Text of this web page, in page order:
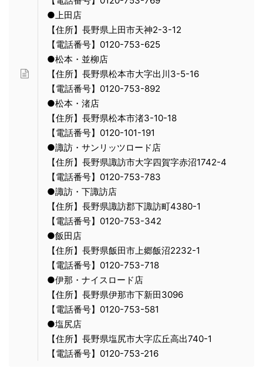
●上田店
【住所】長野県上田市天神2-3-12
【電話番号】0120-753-625
●松本・並柳店
【住所】長野県松本市大字出川3-5-16
【電話番号】0120-753-892
●松本・渚店
【住所】長野県松本市渚3-10-18
【電話番号】0120-101-191
●諏訪・サンリッツロード店
【住所】長野県諏訪市大字四賀字赤沼1742-4
【電話番号】0120-753-783
●諏訪・下諏訪店
【住所】長野県諏訪郡下諏訪町4380-1
【電話番号】0120-753-342
●飯田店
【住所】長野県飯田市上郷飯沼2232-1
【電話番号】0120-753-718
●伊那・ナイスロード店
【住所】長野県伊那市下新田3096
【電話番号】0120-753-581
●塩尻店
【住所】長野県塩尻市大字広丘高出740-1
【電話番号】0120-753-216